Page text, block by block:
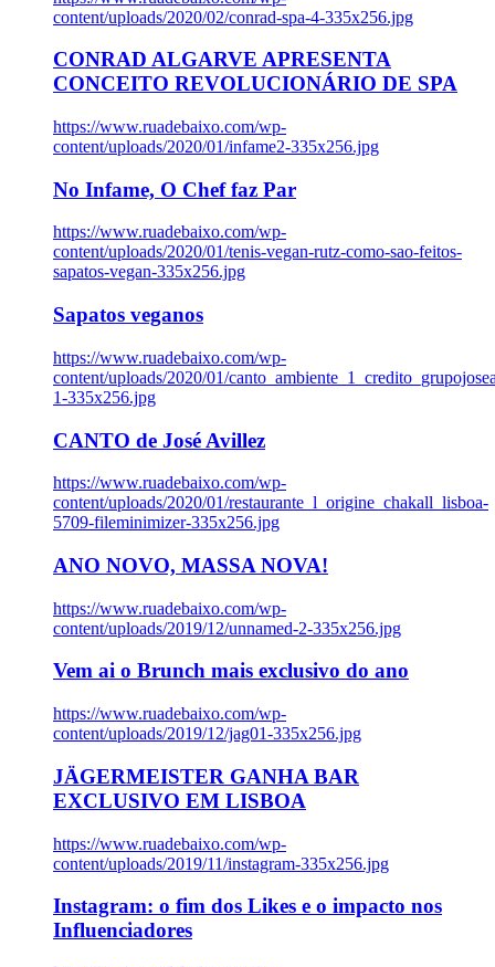
content/uploads/2020/02/conrad-spa-4-335x256.jpg
CONRAD ALGARVE APRESENTA
CONCEITO REVOLUCIONÁRIO DE SPA
https://www.ruadebaixo.com/wp-
content/uploads/2020/01/infame2-335x256.jpg
No Infame, O Chef faz Par
https://www.ruadebaixo.com/wp-
content/uploads/2020/01/tenis-vegan-rutz-como-sao-feitos-
sapatos-vegan-335x256.jpg
Sapatos veganos
https://www.ruadebaixo.com/wp-
content/uploads/2020/01/
1-335x256.jpg
CANTO de José Avillez
https://www.ruadebaixo.com/wp-
content/uploads/2020/01/restaurante_l_origine_chakall_lisboa-
5709-fileminimizer-335x256.jpg
ANO NOVO, MASSA NOVA!
https://www.ruadebaixo.com/wp-
content/uploads/2019/12/unnamed-2-335x256.jpg
Vem ai o Brunch mais exclusivo do ano
https://www.ruadebaixo.com/wp-
content/uploads/2019/12/jag01-335x256.jpg
JÄGERMEISTER GANHA BAR
EXCLUSIVO EM LISBOA
https://www.ruadebaixo.com/wp-
content/uploads/2019/11/instagram-335x256.jpg
Instagram: o fim dos Likes e o impacto nos
Influenciadores